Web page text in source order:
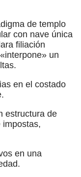
de templo
con nave única
filiación
un
en el costado
estructura de
impostas,
en una